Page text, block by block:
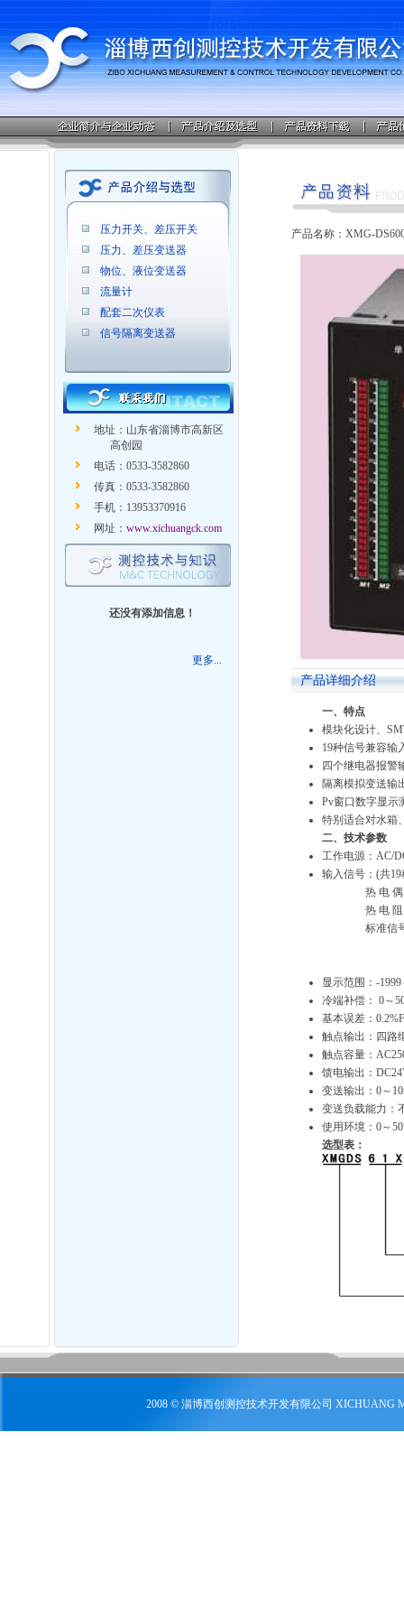
压力开关、差压开关
压力、差压变送器
物位、液位变送器
流量计
配套二次仪表
信号隔离变送器
地址：山东省淄博市高新区
高创园
电话：0533-3582860
传真：0533-3582860
手机：13953370916
网址： www.xichuangck.com
还没有添加信息！
更多...
产品名称：XMG-
产品详细介绍
一、特点
模块化设计、
19种信号兼容输
四个继电器报警
隔离模拟变送输
Pv窗口数字显示
特别适合对水箱
二、技术参数
工作电源：AC/
输入信号：(共19
热 电 偶：T
热 电 阻：
标准信号：0
显示范围：-1999
冷端补偿： 0～
基本误差：
触点输出：四路
触点容量：
馈电输出：
变送输出：0～
变送负载能力：
使用环境：0～
选型表：
2008 © 淄博西创测控技术开发有限公司 XICHUANG